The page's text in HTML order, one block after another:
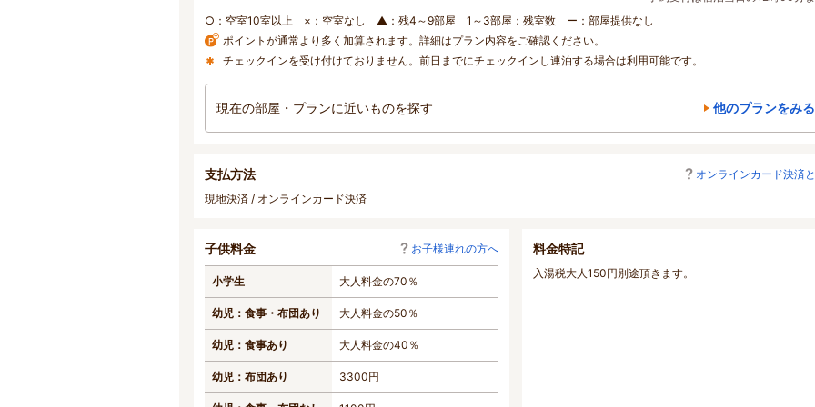
○：空室10室以上 ×：空室なし ▲：残4～9部屋 1～3部屋：残室数 ー：部屋提供なし
ポイントが通常より多く加算されます。詳細はプラン内容をご確認ください。
チェックインを受け付けておりません。前日までにチェックインし連泊する場合は利用可能です。
現在の部屋・プランに近いものを探す 他のプランをみる
支払方法
オンラインカード決済
現地決済 / オンラインカード決済
子供料金 お子様連れの方へ
小学生 大人料金の70％
幼児：食事・布団あり 大人料金の50％
幼児：食事あり 大人料金の40％
幼児：布団あり 3300円
料金特記
入湯税大人150円別途頂きます。